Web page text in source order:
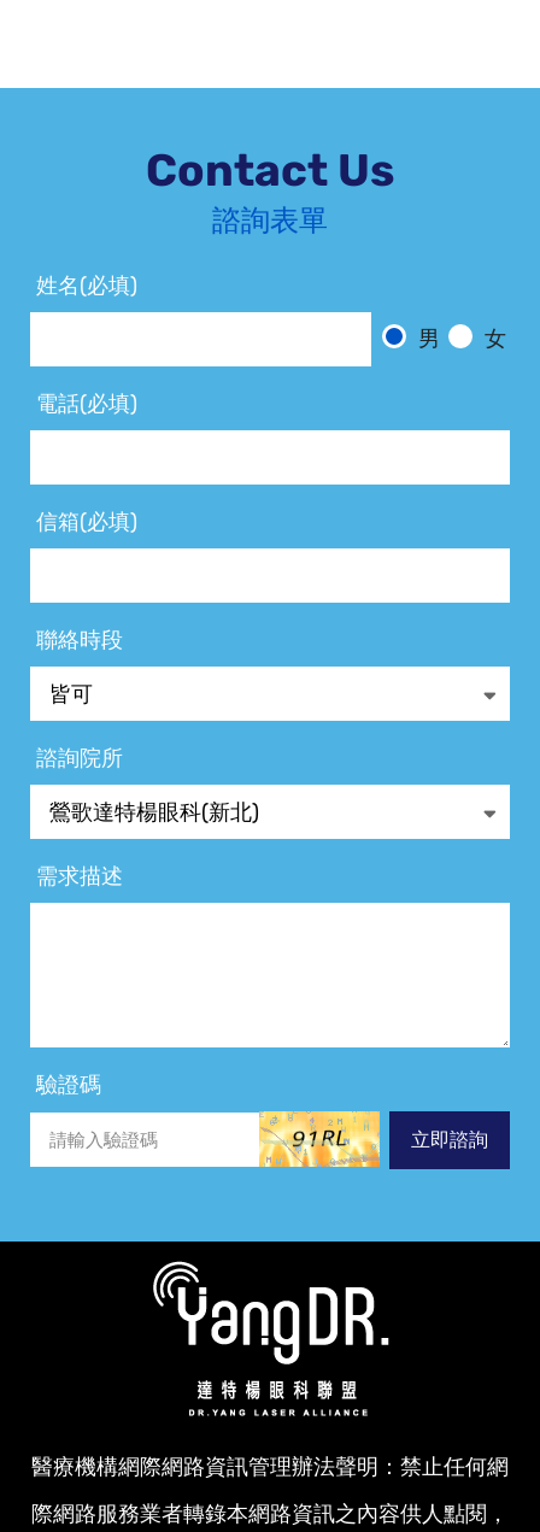
Contact Us
諮詢表單
姓名(必填)
男
女
電話(必填)
信箱(必填)
聯絡時段
諮詢院所
需求描述
驗證碼
立即諮詢
醫療機構網際網路資訊管理辦法聲明：禁止任何網
際網路服務業者轉錄本網路資訊之內容供人點閱，